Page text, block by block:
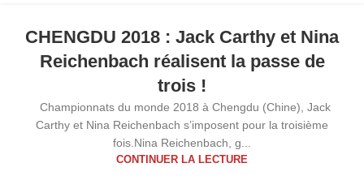
19
NOVCHENGDU 2018 : Jack Carthy et Nina
Reichenbach réalisent la passe de
trois !
Championnats du monde 2018 à Chengdu (Chine), Jack
Carthy et Nina Reichenbach s’imposent pour la troisième
fois.Nina Reichenbach, g...
CONTINUER LA LECTURE